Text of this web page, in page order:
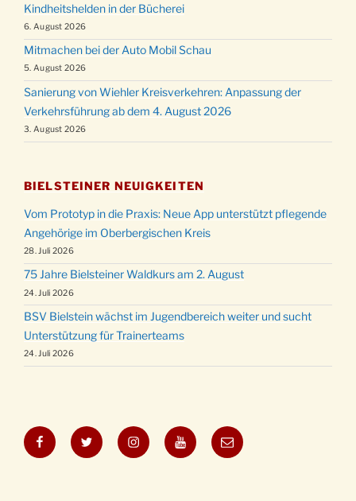
Kindheitshelden in der Bücherei
6. August 2026
Mitmachen bei der Auto Mobil Schau
5. August 2026
Sanierung von Wiehler Kreisverkehren: Anpassung der
Verkehrsführung ab dem 4. August 2026
3. August 2026
BIELSTEINER NEUIGKEITEN
Vom Prototyp in die Praxis: Neue App unterstützt pflegende
Angehörige im Oberbergischen Kreis
28. Juli 2026
75 Jahre Bielsteiner Waldkurs am 2. August
24. Juli 2026
BSV Bielstein wächst im Jugendbereich weiter und sucht
Unterstützung für Trainerteams
24. Juli 2026
FacebookTwitter InstagramYouTubeE-
Mail